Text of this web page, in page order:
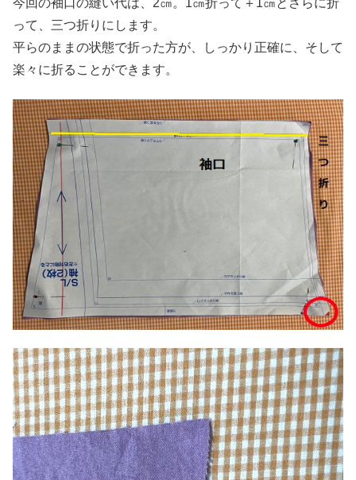
今回の袖口の縫い代は、2㎝。1㎝折って＋1㎝とさらに折
って、三つ折りにします。
平らのままの状態で折った方が、しっかり正確に、そして
楽々に折ることができます。